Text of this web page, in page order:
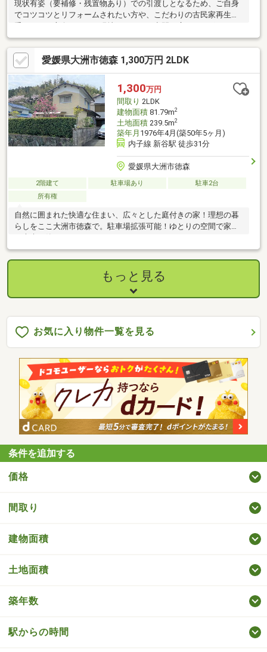
現状有姿（要補修・残置物あり）での引渡しとなるため、ご自身
でコツコツとリフォームされたい方や、こだわりの古民家再生を
手がけたい方向けです。現地にて、ぜひ空間の広がりとポテンシ
ャルをお確かめください。
愛媛県大洲市徳森 1,300万円 2LDK
1,300万円
間取り 2LDK
建物面積81.79m2
土地面積239.5m2
築年月 1976年4月(築50年5ヶ月)
内子線 新谷駅 徒歩31分
愛媛県大洲市徳森
2階建て 駐車場あり
駐車2台
所有権
自然に囲まれた快適な住まい、広々とした庭付きの家！理想の暮
らしをここ大洲市徳森で。駐車場拡張可能！ゆとりの空間で家族
もっと見る
お気に入り物件一覧を見る
条件を追加する
価格
間取り
建物面積
土地面積
築年数
駅からの時間